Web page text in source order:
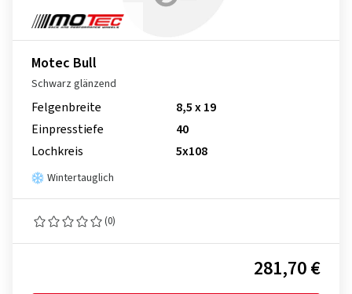
Motec Bull
Schwarz glänzend
Felgenbreite
8,5 x 19
Einpresstiefe
40
Lochkreis
5x108
Wintertauglich
(0)
281,70 €